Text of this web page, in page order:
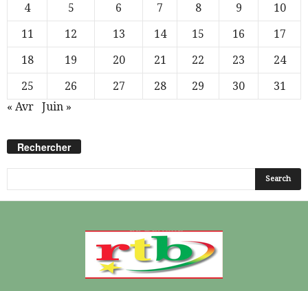
4
5 6 7 8 9
10
11
12 13 14 15 16
17
18
19 20 21 22 23
24
25
26 27 28 29 30
31
« Avr
Juin »
Rechercher